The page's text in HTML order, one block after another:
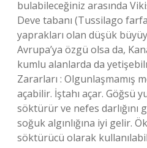
bulabileceğiniz arasında
Deve tabanı (Tussilago
yaprakları olan düşük
Avrupa’ya özgü olsa da,
kumlu alanlarda da
Zararları : Olgunlaşmamış
açabilir. İştahı açar. Göğsü
söktürür ve nefes darlığını
soğuk algınlığına iyi gelir.
söktürücü olarak